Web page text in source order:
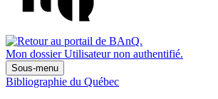
Mon dossier Utilisateur non authentifié.
Sous-menu
Bibliographie du Québec